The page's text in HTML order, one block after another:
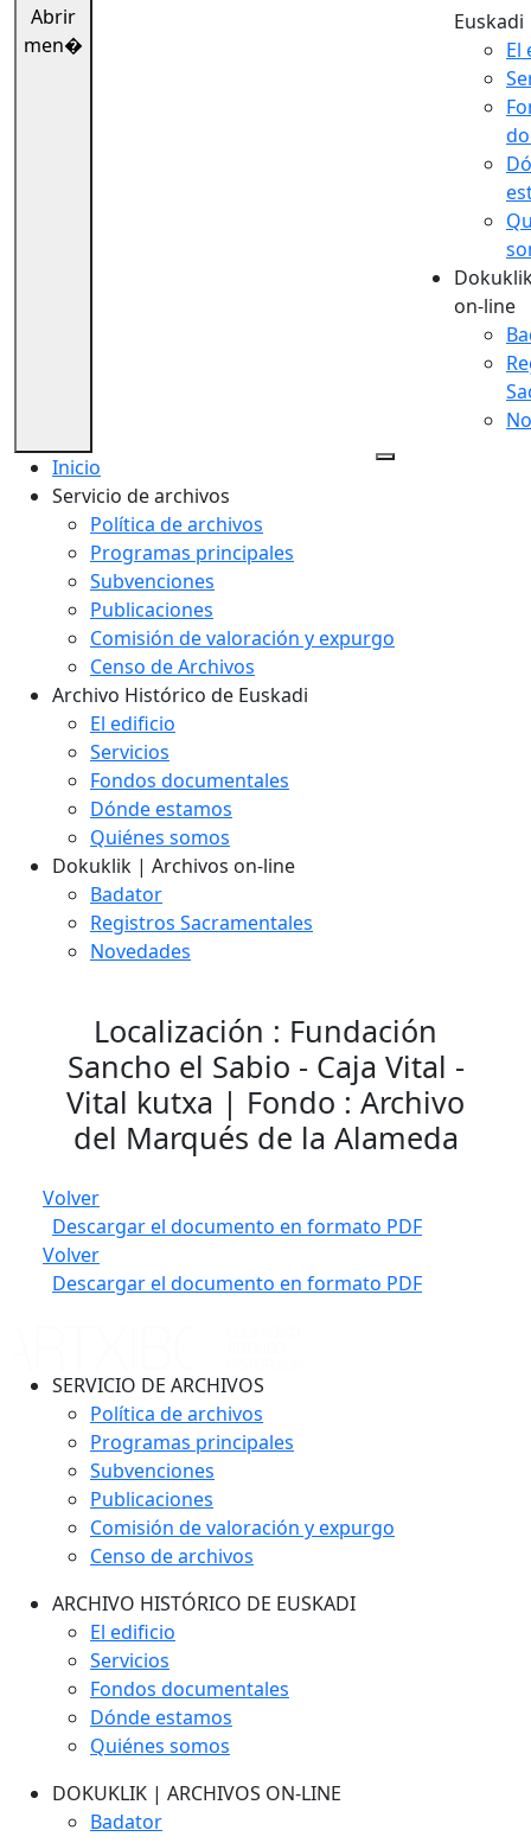
Abrir
men�
Euskadi
El
on-line
Inicio
Servicio de archivos
Política de archivos
Programas principales
Subvenciones
Publicaciones
Comisión de valoración y expurgo
Censo de Archivos
Archivo Histórico de Euskadi
El edificio
Servicios
Fondos documentales
Dónde estamos
Quiénes somos
Dokuklik | Archivos on-line
Badator
Registros Sacramentales
Novedades
Localización : Fundación
Sancho el Sabio - Caja Vital -
Vital kutxa | Fondo : Archivo
del Marqués de la Alameda
Volver
Descargar el documento en formato PDF
Volver
Descargar el documento en formato PDF
SERVICIO DE ARCHIVOS
Política de archivos
Programas principales
Subvenciones
Publicaciones
Comisión de valoración y expurgo
Censo de archivos
ARCHIVO HISTÓRICO DE EUSKADI
El edificio
Servicios
Fondos documentales
Dónde estamos
Quiénes somos
DOKUKLIK | ARCHIVOS ON-LINE
Badator